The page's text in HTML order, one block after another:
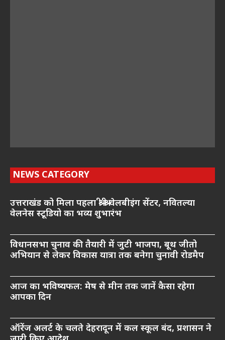
NEWS CATEGORY
उत्तराखंड को मिला पहला श्री श्री वेलबीइंग सेंटर, नवितल्या
वेलनेस स्टूडियो का भव्य शुभारंभ
विधानसभा चुनाव की तैयारी में जुटी भाजपा, बूथ जीतो
अभियान से लेकर विकास यात्रा तक बनेगा चुनावी रोडमैप
आज का भविष्यफल: मेष से मीन तक जानें कैसा रहेगा
आपका दिन
ऑरेंज अलर्ट के चलते देहरादून में कल स्कूल बंद, प्रशासन ने